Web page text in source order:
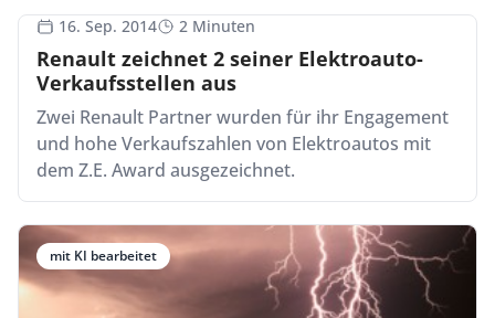
16. Sep. 2014 2 Minuten
Renault zeichnet 2 seiner Elektroauto-
Verkaufsstellen aus
Zwei Renault Partner wurden für ihr Engagement
und hohe Verkaufszahlen von Elektroautos mit
dem Z.E. Award ausgezeichnet.
mit KI bearbeitet